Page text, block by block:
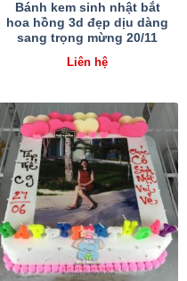
Bánh kem sinh nhật bắt
hoa hồng 3d đẹp dịu dàng
sang trọng mừng 20/11
Liên hệ